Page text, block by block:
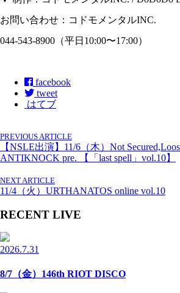
お問い合わせ：コドモメンタルINC.
044-543-8900（平日10:00〜17:00）
facebook
tweet
はてブ
PREVIOUS ARTICLE
【NSLE出演】11/6（木）Not
ANTIKNOCK pre. 【「last spell」vol.10】
NEXT ARTICLE
11/4（火）URTHANATOS online vol.10
RECENT LIVE
2026.7.31
8/7（金）146th RIOT DISCO